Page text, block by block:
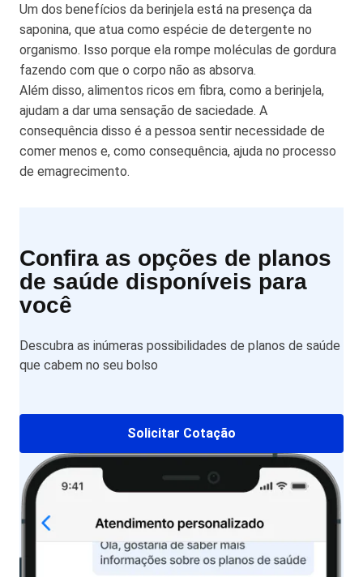
Um dos benefícios da berinjela está na presença da
saponina, que atua como espécie de detergente no
organismo. Isso porque ela rompe moléculas de gordura
fazendo com que o corpo não as absorva.
Além disso, alimentos ricos em fibra, como a berinjela,
ajudam a dar uma sensação de saciedade. A
consequência disso é a pessoa sentir necessidade de
comer menos e, como consequência, ajuda no processo
de emagrecimento.
Confira as opções de planos
de saúde disponíveis para
você
Descubra as inúmeras possibilidades de planos de saúde
que cabem no seu bolso
Solicitar Cotação